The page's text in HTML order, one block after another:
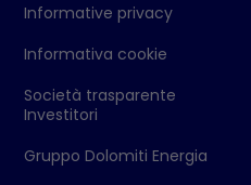
Informative privacy
Informativa cookie
Società trasparente
Investitori
Gruppo Dolomiti Energia